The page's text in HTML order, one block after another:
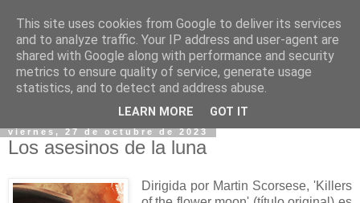
viernes, 27 de octubre de 2023
Los asesinos de la luna
Dirigida por Martin Scorsese, 'Killers
This site uses cookies from Google to deliver its services
and to analyze traffic. Your IP address and user-agent are
shared with Google along with performance and security
metrics to ensure quality of service, generate usage
statistics, and to detect and address abuse.
LEARN MORE GOT IT